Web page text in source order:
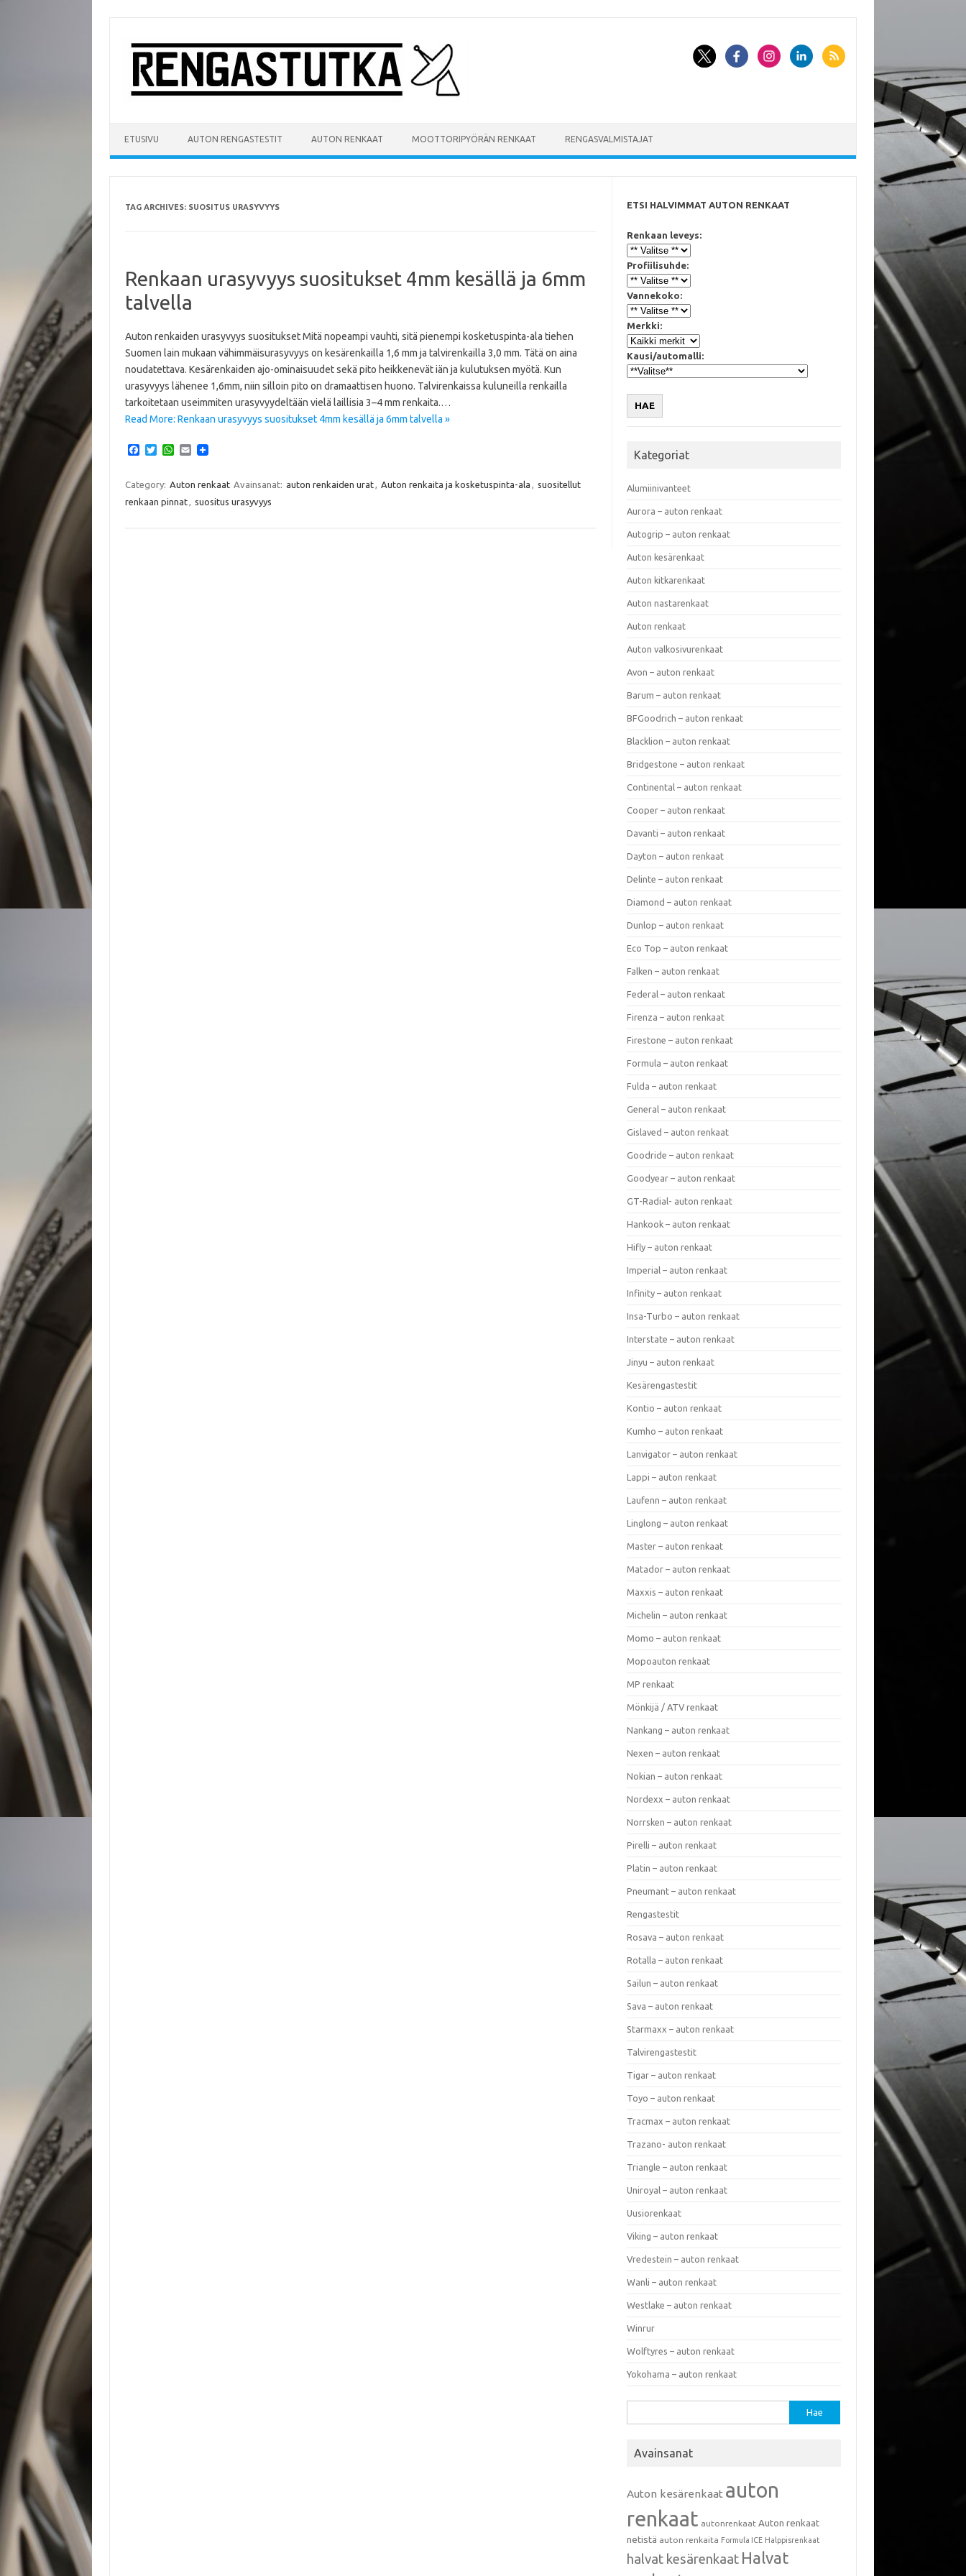
content
ETUSIVU AUTON RENGASTESTIT AUTON RENKAAT MOOTTORIPYÖRÄN RENKAAT RENGASVALMISTAJAT
TAG ARCHIVES: SUOSITUS URASYVYYS
Renkaan urasyvyys suositukset 4mm kesällä ja 6mm
talvella
Auton renkaiden urasyvyys suositukset Mitä nopeampi vauhti, sitä pienempi kosketuspinta-ala tiehen
Suomen lain mukaan vähimmäisurasyvyys on kesärenkailla 1,6 mm ja talvirenkailla 3,0 mm. Tätä on aina
noudatettava. Kesärenkaiden ajo-ominaisuudet sekä pito heikkenevät iän ja kulutuksen myötä. Kun
urasyvyys lähenee 1,6mm, niin silloin pito on dramaattisen huono. Talvirenkaissa kuluneilla renkailla
tarkoitetaan useimmiten urasyvyydeltään vielä laillisia 3–4 mm renkaita.…
Read More: Renkaan urasyvyys suositukset 4mm kesällä ja 6mm talvella »
e
b
o
T
t
e
W
t
A
E
i
Category: Auton renkaat Avainsanat: auton renkaiden urat, Auton renkaita ja kosketuspinta-ala , suositellut
renkaan pinnat, suositus urasyvyys
ETSI HALVIMMAT AUTON RENKAAT
Renkaan leveys:
Profiilisuhde:
Vannekoko:
Merkki:
Kausi/automalli:
HAE
Kategoriat
Alumiinivanteet
Aurora – auton renkaat
Autogrip – auton renkaat
Auton kesärenkaat
Auton kitkarenkaat
Auton nastarenkaat
Auton renkaat
Auton valkosivurenkaat
Avon – auton renkaat
Barum – auton renkaat
BFGoodrich – auton renkaat
Blacklion – auton renkaat
Bridgestone – auton renkaat
Continental – auton renkaat
Cooper – auton renkaat
Davanti – auton renkaat
Dayton – auton renkaat
Delinte – auton renkaat
Diamond – auton renkaat
Dunlop – auton renkaat
Eco Top – auton renkaat
Falken – auton renkaat
Federal – auton renkaat
Firenza – auton renkaat
Firestone – auton renkaat
Formula – auton renkaat
Fulda – auton renkaat
General – auton renkaat
Gislaved – auton renkaat
Goodride – auton renkaat
Goodyear – auton renkaat
GT-Radial- auton renkaat
Hankook – auton renkaat
Hifly – auton renkaat
Imperial – auton renkaat
Infinity – auton renkaat
Insa-Turbo – auton renkaat
Interstate – auton renkaat
Jinyu – auton renkaat
Kesärengastestit
Kontio – auton renkaat
Kumho – auton renkaat
Lanvigator – auton renkaat
Lappi – auton renkaat
Laufenn – auton renkaat
Linglong – auton renkaat
Master – auton renkaat
Matador – auton renkaat
Maxxis – auton renkaat
Michelin – auton renkaat
Momo – auton renkaat
Mopoauton renkaat
MP renkaat
Mönkijä / ATV renkaat
Nankang – auton renkaat
Nexen – auton renkaat
Nokian – auton renkaat
Nordexx – auton renkaat
Norrsken – auton renkaat
Pirelli – auton renkaat
Platin – auton renkaat
Pneumant – auton renkaat
Rengastestit
Rosava – auton renkaat
Rotalla – auton renkaat
Sailun – auton renkaat
Sava – auton renkaat
Starmaxx – auton renkaat
Talvirengastestit
Tigar – auton renkaat
Toyo – auton renkaat
Tracmax – auton renkaat
Trazano- auton renkaat
Triangle – auton renkaat
Uniroyal – auton renkaat
Uusiorenkaat
Viking – auton renkaat
Vredestein – auton renkaat
Wanli – auton renkaat
Westlake – auton renkaat
Winrur
Wolftyres – auton renkaat
Yokohama – auton renkaat
Avainsanat
Auton kesärenkaat auton
renkaat autonrenkaat Auton renkaat
netistä auton renkaita Formula ICE Halppisrenkaat
halvat kesärenkaat Halvat